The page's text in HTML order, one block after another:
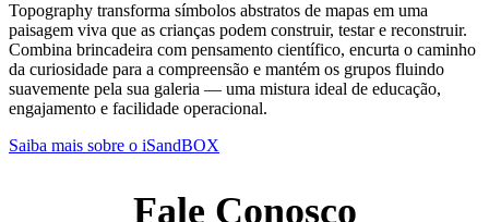
Topography transforma símbolos abstratos de mapas em uma
paisagem viva que as crianças podem construir, testar e reconstruir.
Combina brincadeira com pensamento científico, encurta o caminho
da curiosidade para a compreensão e mantém os grupos fluindo
suavemente pela sua galeria — uma mistura ideal de educação,
engajamento e facilidade operacional.
Saiba mais sobre o iSandBOX
Fale Conosco